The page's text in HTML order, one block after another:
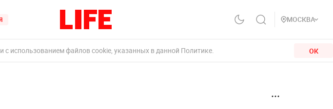
МОСКВА
и с использованием файлов cookie, указанных в данной Политике. ОК